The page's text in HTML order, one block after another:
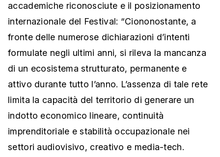
accademiche riconosciute e il posizionamento
internazionale del Festival: “Ciononostante, a
fronte delle numerose dichiarazioni d’intenti
formulate negli ultimi anni, si rileva la mancanza
di un ecosistema strutturato, permanente e
attivo durante tutto l’anno. L’assenza di tale rete
limita la capacità del territorio di generare un
indotto economico lineare, continuità
imprenditoriale e stabilità occupazionale nei
settori audiovisivo, creativo e media-tech.